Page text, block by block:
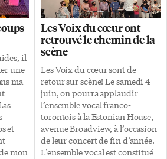
La
et
je
vos
d’horizon de la chanson
francophone» intitulé Des lacs à
l’océan, avec Céleste Lévis,
Véronique Bilodeau et Émilie
Landry. Et en clôture le groupe
trad-rock Les Rats d’Swompe.
Comme d’habitude, l’entrée
sera gratuite! Appuis financiers
en baisse Ces dernières années,
l’événement avait lieu dans […]
il
une
ma
et
mon
Les Voix du cœur ont
retrouvé le chemin de la
scène
Les Voix du cœur sont de
retour sur scène! Le samedi 4
juin, on pourra applaudir
l’ensemble vocal franco-
torontois à la Estonian House,
avenue Broadview, à l’occasion
de leur concert de fin d’année.
L’ensemble vocal est constitué